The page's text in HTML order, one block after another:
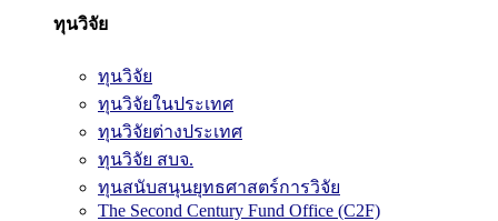
ทุนวิจัย
ทุนวิจัย
ทุนวิจัยในประเทศ
ทุนวิจัยต่างประเทศ
ทุนวิจัย สบจ.
ทุนสนับสนุนยุทธศาสตร์การวิจัย
The Second Century Fund Office (C2F)